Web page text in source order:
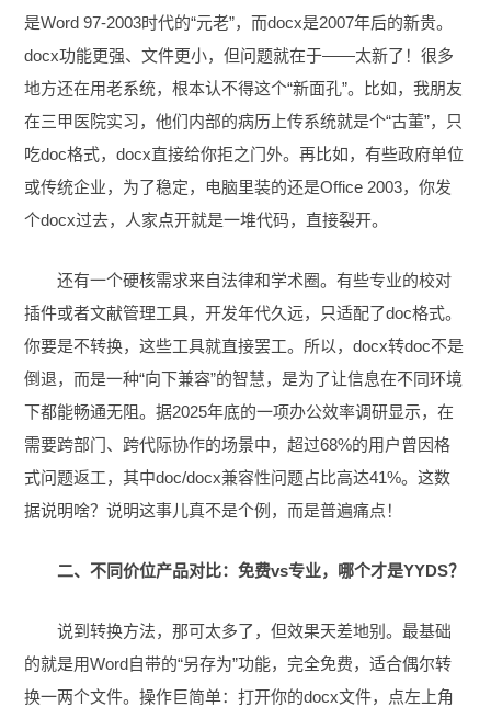
是Word 97-2003时代的“元老”，而docx是2007年后的新贵。
docx功能更强、文件更小，但问题就在于——太新了！很多
地方还在用老系统，根本认不得这个“新面孔”。比如，我朋友
在三甲医院实习，他们内部的病历上传系统就是个“古董”，只
吃doc格式，docx直接给你拒之门外。再比如，有些政府单位
或传统企业，为了稳定，电脑里装的还是Office 2003，你发
个docx过去，人家点开就是一堆代码，直接裂开。
还有一个硬核需求来自法律和学术圈。有些专业的校对
插件或者文献管理工具，开发年代久远，只适配了doc格式。
你要是不转换，这些工具就直接罢工。所以，docx转doc不是
倒退，而是一种“向下兼容”的智慧，是为了让信息在不同环境
下都能畅通无阻。据2025年底的一项办公效率调研显示，在
需要跨部门、跨代际协作的场景中，超过68%的用户曾因格
式问题返工，其中doc/docx兼容性问题占比高达41%。这数
据说明啥？说明这事儿真不是个例，而是普遍痛点！
二、不同价位产品对比：免费vs专业，哪个才是YYDS？
说到转换方法，那可太多了，但效果天差地别。最基础
的就是用Word自带的“另存为”功能，完全免费，适合偶尔转
换一两个文件。操作巨简单：打开你的docx文件，点左上角